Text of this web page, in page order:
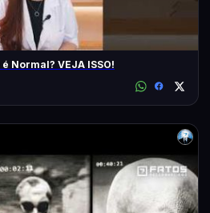
Normal? VEJA ISSO!